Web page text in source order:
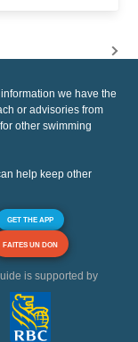
we have the
or advisories from
other swimming
help keep other
GET THE APP
FAITES UN DON
is supported by